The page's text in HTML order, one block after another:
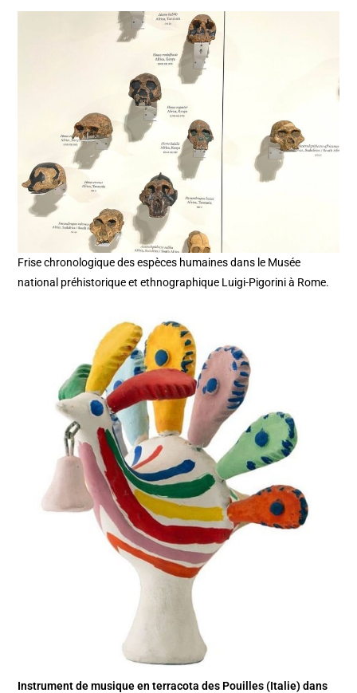
Frise chronologique des espèces humaines dans le Musée
national préhistorique et ethnographique Luigi-Pigorini à Rome.
Instrument de musique en terracota des Pouilles (Italie) dans